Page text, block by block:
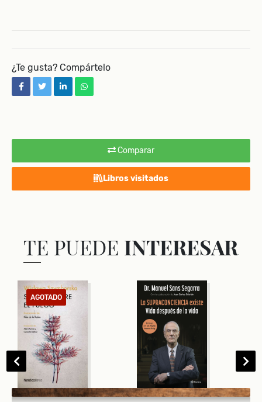
Comparar
Libros visitados
¿Te gusta? Compártelo
facebooktwitterlinkedinwhatsapp
TE PUEDE INTERESAR
AGOTADO